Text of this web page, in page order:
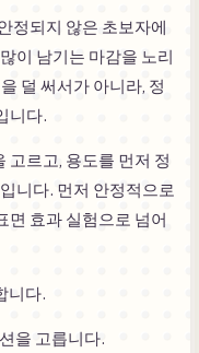
정되지 않은 초보자에
이 남기는 마감을 노리
덜 써서가 아니라, 정
니다.
고르고, 용도를 먼저 정
니다. 먼저 안정적으로
면 효과 실험으로 넘어
니다.
을 고릅니다.